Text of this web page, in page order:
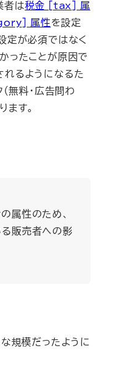
者は税金 [tax] 属
属性を設定
定が必須ではなく
ったことが原因で
るようになるた
無料・広告問わ
ます。
属性のため、
販売者への影
規模だったように